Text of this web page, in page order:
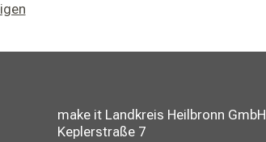
make it Landkreis Heilbronn GmbH
Keplerstraße 7